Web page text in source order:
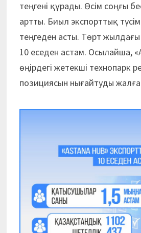
теңгені құрады. Өсім соңғы
артты. Биыл экспорттық
теңгеден асты. Төрт
10 еседен астам. Осылайша,
өңірдегі жетекші технопарк
позициясын нығайтуды